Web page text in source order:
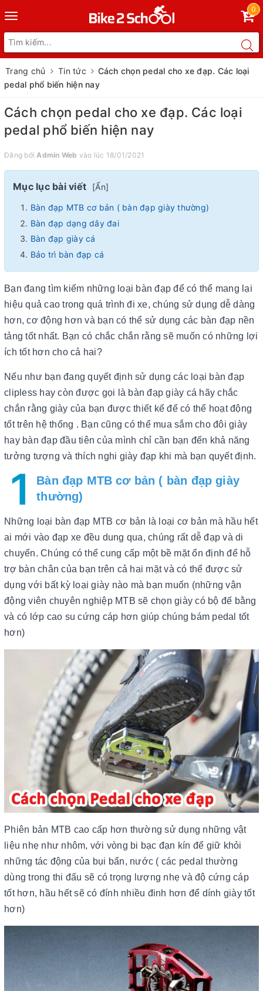
Toggle
navigation
0
Trang chủ Tin tức
Cách chọn pedal cho xe đạp. Các loại
pedal phổ biến hiện nay
Cách chọn pedal cho xe đạp. Các loại
pedal phổ biến hiện nay
Đăng bởiAdmin Web vào lúc 18/01/2021
Mục lục bài viết [Ẩn]
Bàn đạp MTB cơ bản ( bàn đạp giày thường)
Bàn đạp dạng dây đai
Bàn đạp giày cá
Bảo trì bàn đạp cá
Bạn đang tìm kiếm những loại bàn đạp để có thể mang lại
hiệu quả cao trong quá trình đi xe, chúng sử dụng dễ dàng
hơn, cơ động hơn và bạn có thể sử dụng các bàn đạp nền
tảng tốt nhất. Bạn có chắc chắn rằng sẽ muốn có những lợi
ích tốt hơn cho cả hai?
Nếu như bạn đang quyết định sử dụng các loại bàn đạp
clipless hay còn được gọi là bàn đạp giày cá hãy chắc
chắn rằng giày của bạn được thiết kế để có thể hoạt động
tốt trên hệ thống . Bạn cũng có thể mua sắm cho đôi giày
hay bàn đạp đầu tiên của mình chỉ cần bạn đến khả năng
tưởng tượng và thích nghi giày đạp khi mà bạn quyết định.
1
Bàn đạp MTB cơ bản ( bàn đạp giày
thường)
Những loại bàn đạp MTB cơ bản là loại cơ bản mà hầu hết
ai mới vào đạp xe đều dung qua, chúng rất dễ đạp và di
chuyển. Chúng có thể cung cấp một bề mặt ổn định để hỗ
trợ bàn chân của bạn trên cả hai mặt và có thể được sử
dụng với bất kỳ loại giày nào mà bạn muốn (những vận
động viên chuyên nghiệp MTB sẽ chọn giày có bộ đế bằng
và có lớp cao su cứng cáp hơn giúp chúng bám pedal tốt
hơn)
Phiên bản MTB cao cấp hơn thường sử dụng những vật
liệu nhẹ như nhôm, với vòng bi bạc đạn kín để giữ khỏi
những tác động của bụi bẩn, nước ( các pedal thường
dùng trong thi đấu sẽ có trọng lượng nhẹ và độ cứng cáp
tốt hơn, hầu hết sẽ có đính nhiều đinh hơn để dính giày tốt
hơn)